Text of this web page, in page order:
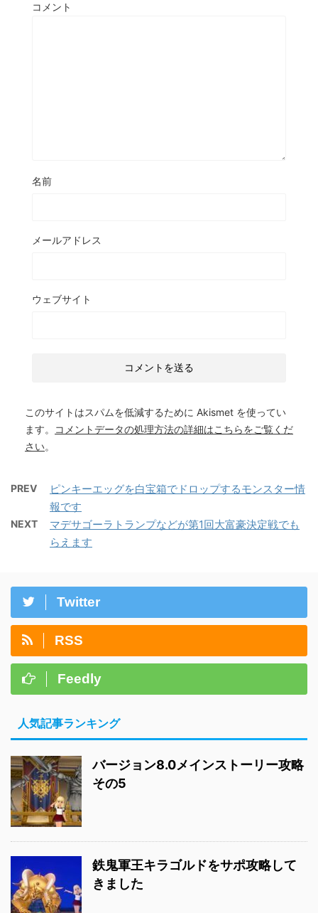
コメント
名前
メールアドレス
ウェブサイト
このサイトはスパムを低減するために Akismet を使ってい
ます。
コメントデータの処理方法の詳細はこちらをご覧くだ
さい。
PREV
ピンキーエッグを白宝箱でドロップするモンスター情
報です
NEXT
マデサゴーラトランプなどが第1回大富豪決定戦でも
らえます
Twitter
RSS
Feedly
人気記事ランキング
バージョン8.0メインストーリー攻略
その5
鉄鬼軍王キラゴルドをサポ攻略して
きました